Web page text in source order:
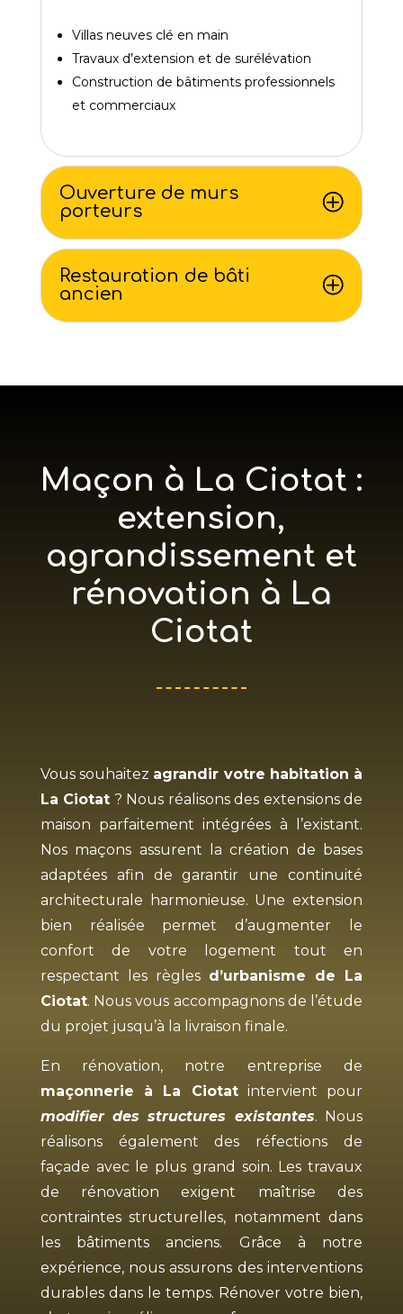
Villas neuves clé en main
Travaux d’extension et de surélévation
Construction de bâtiments professionnels
et commerciaux
Ouverture de murs
porteurs
Restauration de bâti
ancien
Maçon à La Ciotat :
extension,
agrandissement et
rénovation à La
Ciotat
Vous souhaitez agrandir votre habitation à
La Ciotat ? Nous réalisons des extensions de
maison parfaitement intégrées à l’existant.
Nos maçons assurent la création de bases
adaptées afin de garantir une continuité
architecturale harmonieuse. Une extension
bien réalisée permet d’augmenter le
confort de votre logement tout en
respectant les règles d’urbanisme de La
Ciotat. Nous vous accompagnons de l’étude
du projet jusqu’à la livraison finale.
En rénovation, notre entreprise de
maçonnerie à La Ciotatintervient pour
modifier des structures existantes. Nous
réalisons également des réfections de
façade avec le plus grand soin. Les travaux
de rénovation exigent maîtrise des
contraintes structurelles, notamment dans
les bâtiments anciens. Grâce à notre
expérience, nous assurons des interventions
durables dans le temps. Rénover votre bien,